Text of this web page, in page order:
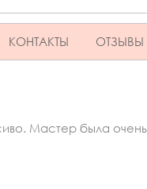
КОНТАКТЫ ОТЗЫВЫ
Мастер была